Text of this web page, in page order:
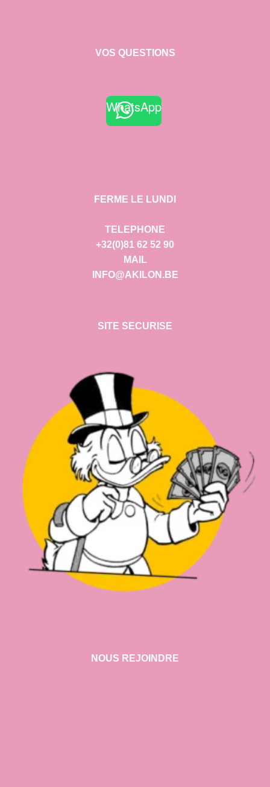
VOS QUESTIONS
WhatsApp
FERME LE LUNDI
TELEPHONE
+32(0)81 62 52 90
MAIL
INFO@AKILON.BE
SITE SECURISE
NOUS REJOINDRE